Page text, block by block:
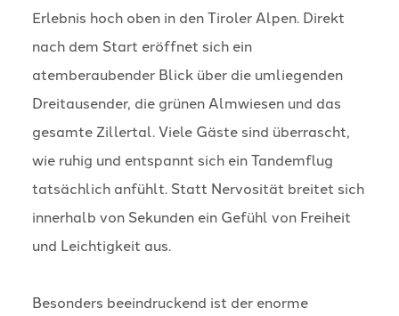
Erlebnis hoch oben in den Tiroler Alpen. Direkt
nach dem Start eröffnet sich ein
atemberaubender Blick über die umliegenden
Dreitausender, die grünen Almwiesen und das
gesamte Zillertal. Viele Gäste sind überrascht,
wie ruhig und entspannt sich ein Tandemflug
tatsächlich anfühlt. Statt Nervosität breitet sich
innerhalb von Sekunden ein Gefühl von Freiheit
und Leichtigkeit aus.
Besonders beeindruckend ist der enorme